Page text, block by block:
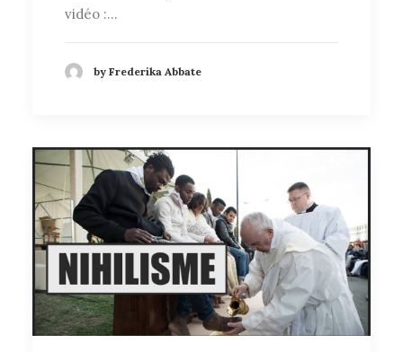
vidéo :…
by Frederika Abbate